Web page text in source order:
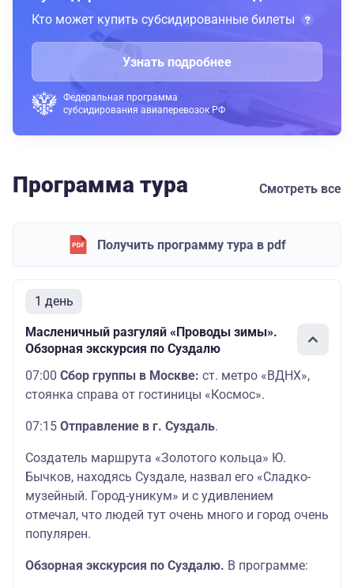
Кто может купить субсидированные билеты
Узнать подробнее
Федеральная программа
субсидирования авиаперевозок РФ
Программа тура Смотреть все
Получить программу тура в pdf
1 день
Масленичный разгуляй «Проводы зимы».
Обзорная экскурсия по Суздалю
07:00 Сбор группы в Москве: ст. метро «ВДНХ»,
стоянка справа от гостиницы «Космос».
07:15 Отправление в г. Суздаль.
Создатель маршрута «Золотого кольца» Ю.
Бычков, находясь Суздале, назвал его «Сладко-
музейный. Город-уникум» и с удивлением
отмечал, что людей тут очень много и город очень
популярен.
Обзорная экскурсия по Суздалю. В программе: